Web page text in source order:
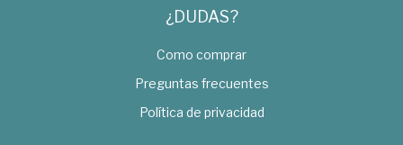
¿DUDAS?
Como comprar
Preguntas frecuentes
Política de privacidad